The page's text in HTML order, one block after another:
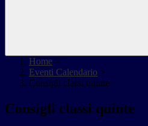
Home >
Eventi Calendario >
Consigli classi quinte
Consigli classi quinte